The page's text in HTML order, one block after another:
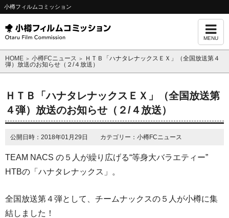
小樽フィルムコミッション
MENU
HOME ＞ 小樽FCニュース ＞
ＨＴＢ「ハナタレナックスＥＸ」（全国放送第４
弾）放送のお知らせ（２/４放送）
ＨＴＢ「ハナタレナックスＥＸ」（全国放送第
４弾）放送のお知らせ（２/４放送）
公開日時：2018年01月29日 カテゴリー：小樽FCニュース
TEAM NACS の５人が繰り広げる“等身大バラエティー”
HTBの「ハナタレナックス」。
全国放送第４弾として、チームナックスの５人が小樽に集
結しました！